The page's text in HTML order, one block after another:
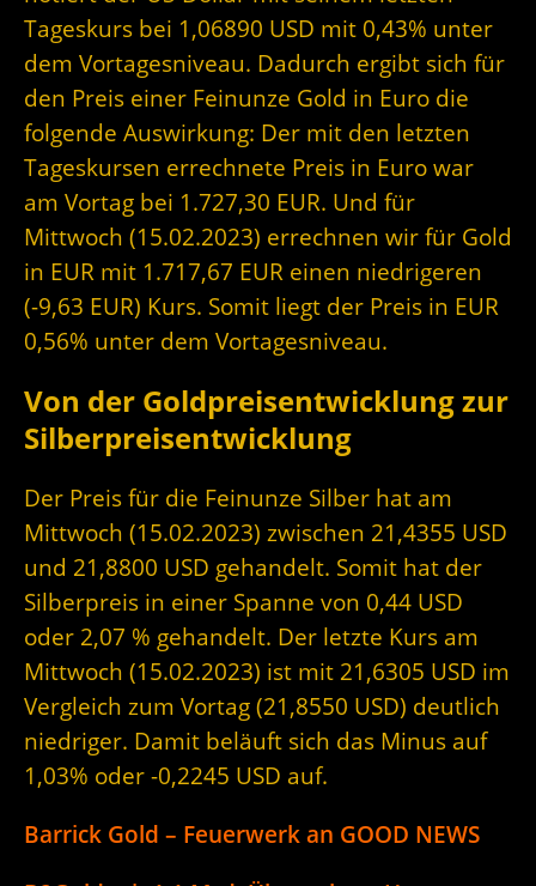
Tageskurs bei 1,06890 USD mit 0,43% unter
dem Vortagesniveau. Dadurch ergibt sich für
den Preis einer Feinunze Gold in Euro die
folgende Auswirkung: Der mit den letzten
Tageskursen errechnete Preis in Euro war
am Vortag bei 1.727,30 EUR. Und für
Mittwoch (15.02.2023) errechnen wir für Gold
in EUR mit 1.717,67 EUR einen niedrigeren
(-9,63 EUR) Kurs. Somit liegt der Preis in EUR
0,56% unter dem Vortagesniveau.
Von der Goldpreisentwicklung zur
Silberpreisentwicklung
Der Preis für die Feinunze Silber hat am
Mittwoch (15.02.2023) zwischen 21,4355 USD
und 21,8800 USD gehandelt. Somit hat der
Silberpreis in einer Spanne von 0,44 USD
oder 2,07 % gehandelt. Der letzte Kurs am
Mittwoch (15.02.2023) ist mit 21,6305 USD im
Vergleich zum Vortag (21,8550 USD) deutlich
niedriger. Damit beläuft sich das Minus auf
1,03% oder -0,2245 USD auf.
Barrick Gold – Feuerwerk an GOOD NEWS